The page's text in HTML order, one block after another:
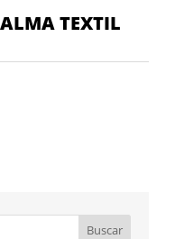
TEXTIL